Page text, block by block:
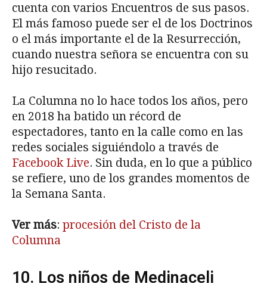
cuenta con varios Encuentros de sus pasos.
El más famoso puede ser el de los Doctrinos
o el más importante el de la Resurrección,
cuando nuestra señora se encuentra con su
hijo resucitado.
La Columna no lo hace todos los años, pero
en 2018 ha batido un récord de
espectadores, tanto en la calle como en las
redes sociales siguiéndolo a través de
Facebook Live. Sin duda, en lo que a público
se refiere, uno de los grandes momentos de
la Semana Santa.
Ver más: procesión del Cristo de la
Columna
10. Los niños de Medinaceli